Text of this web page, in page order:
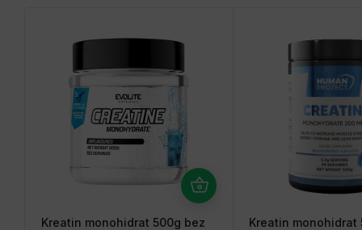
Kreatin monohidrat 500g bez
Kreatin monohidrat